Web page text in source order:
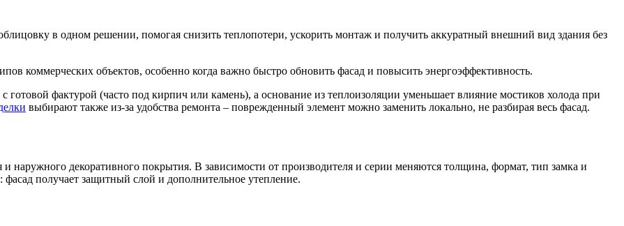
в одном решении, помогая снизить теплопотери, ускорить монтаж и получить аккуратный внешний вид здания без
коммерческих объектов, особенно когда важно быстро обновить фасад и повысить энергоэффективность.
готовой фактурой (часто под кирпич или камень), а основание из теплоизоляции уменьшает влияние мостиков холода при
выбирают также из-за удобства ремонта – поврежденный элемент можно заменить локально, не разбирая весь фасад.
наружного декоративного покрытия. В зависимости от производителя и серии меняются толщина, формат, тип замка и
получает защитный слой и дополнительное утепление.